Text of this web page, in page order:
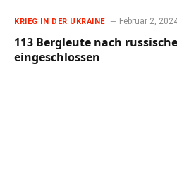
KRIEG IN DER UKRAINE Februar 2,
113 Bergleute nach
eingeschlossen